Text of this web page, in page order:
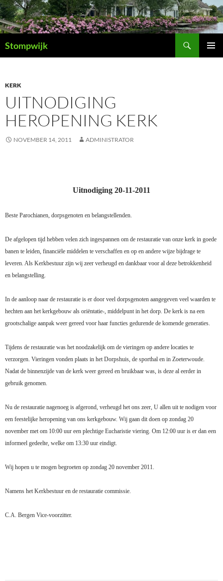
Ga
naar
de
inhoud
Stompwijk
KERK
UITNODIGING
HEROPENING KERK
NOVEMBER 14, 2011 ADMINISTRATOR
Uitnodiging 20-11-2011
Beste Parochianen, dorpsgenoten en belangstellenden.
De afgelopen tijd hebben velen zich ingespannen om de restauratie van onze kerk in goede
banen te leiden, financiële middelen te verschaffen en op en andere wijze bijdrage te
leveren. Als Kerkbestuur zijn wij zeer verheugd en dankbaar voor al deze betrokkenheid
en belangstelling.
In de aanloop naar de restauratie is er door veel dorpsgenoten aangegeven veel waarden te
hechten aan het kerkgebouw als oriëntatie-, middelpunt in het dorp. De kerk is na een
grootschalige aanpak weer gereed voor haar functies gedurende de komende generaties.
Tijdens de restauratie was het noodzakelijk om de vieringen op andere locaties te
verzorgen. Vieringen vonden plaats in het Dorpshuis, de sporthal en in Zoeterwoude.
Nadat de binnenzijde van de kerk weer gereed en bruikbaar was, is deze al eerder in
gebruik genomen.
Nu de restauratie nagenoeg is afgerond, verheugd het ons zeer, U allen uit te nodigen voor
een feestelijke heropening van ons kerkgebouw. Wij gaan dit doen op zondag 20
november met om 10:00 uur een plechtige Eucharistie viering. Om 12:00 uur is er dan een
informeel gedeelte, welke om 13:30 uur eindigt.
Wij hopen u te mogen begroeten op zondag 20 november 2011.
Namens het Kerkbestuur en de restauratie commissie.
C.A. Bergen Vice-voorzitter.